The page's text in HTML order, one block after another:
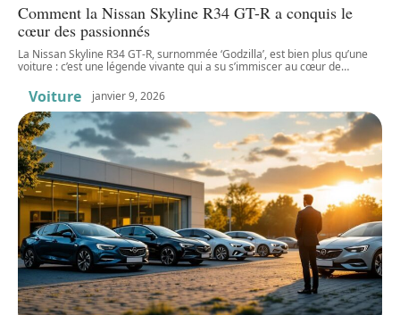
Comment la Nissan Skyline R34 GT-R a conquis le
cœur des passionnés
La Nissan Skyline R34 GT-R, surnommée ‘Godzilla’, est bien plus qu’une
voiture : c’est une légende vivante qui a su s’immiscer au cœur de…
Voiture janvier 9, 2026